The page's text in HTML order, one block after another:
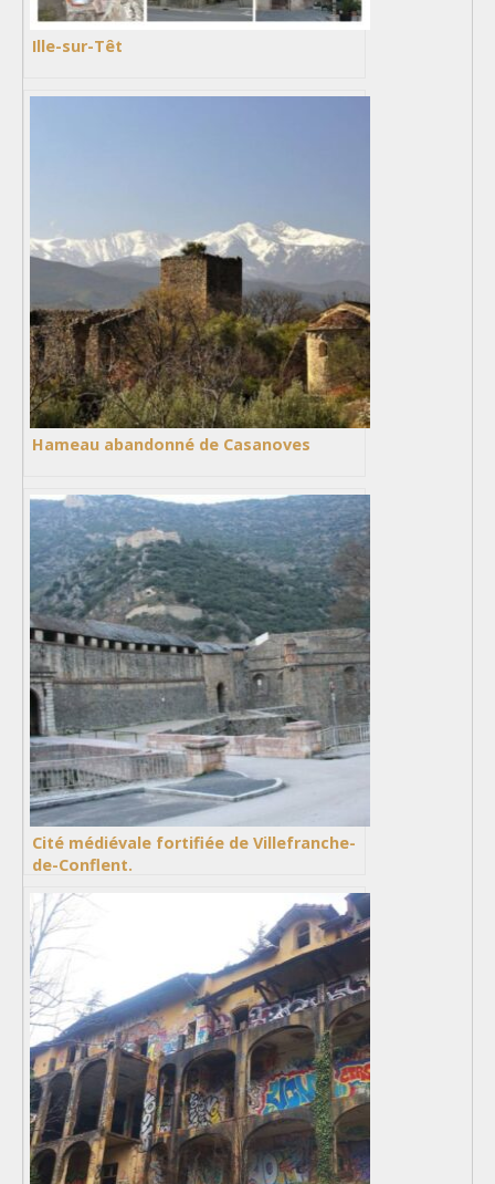
Ille-sur-Têt
Hameau abandonné de Casanoves
Cité médiévale fortifiée de Villefranche-
de-Conflent.